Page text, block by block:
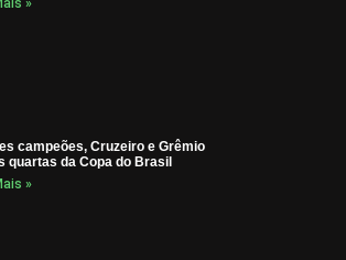
»
campeões, Cruzeiro e Grêmio
quartas da Copa do Brasil
»